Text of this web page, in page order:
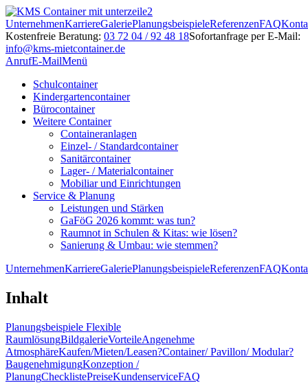
UnternehmenKarriereGaleriePlanungsbeispieleReferenzenFAQ
Kostenfreie Beratung: 03 72 04 / 92 48 18Sofortanfrage per E-Mail:
info@kms-mietcontainer.de
AnrufE-MailMenü
Schulcontainer
Kindergartencontainer
Bürocontainer
Weitere Container
Containeranlagen
Einzel- / Standardcontainer
Sanitärcontainer
Lager- / Materialcontainer
Mobiliar und Einrichtungen
Service & Planung
Leistungen und Stärken
GaFöG 2026 kommt: was tun?
Raumnot in Schulen & Kitas: wie lösen?
Sanierung & Umbau: wie stemmen?
UnternehmenKarriereGaleriePlanungsbeispieleReferenzenFAQ
Inhalt
Planungsbeispiele Flexible
RaumlösungBildgalerieVorteileAngenehme
AtmosphäreKaufen/Mieten/Leasen?Container/ Pavillon/ Modular?
BaugenehmigungKonzeption /
PlanungChecklistePreiseKundenserviceFAQ